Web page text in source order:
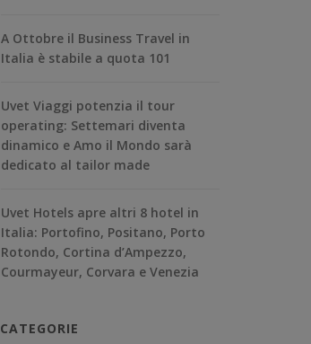
A Ottobre il Business Travel in
Italia è stabile a quota 101
Uvet Viaggi potenzia il tour
operating: Settemari diventa
dinamico e Amo il Mondo sarà
dedicato al tailor made
Uvet Hotels apre altri 8 hotel in
Italia: Portofino, Positano, Porto
Rotondo, Cortina d’Ampezzo,
Courmayeur, Corvara e Venezia
CATEGORIE